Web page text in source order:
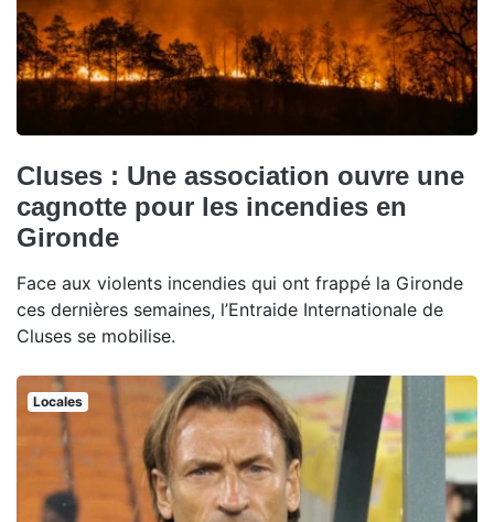
Cluses : Une association ouvre une
cagnotte pour les incendies en
Gironde
Face aux violents incendies qui ont frappé la Gironde
ces dernières semaines, l’Entraide Internationale de
Cluses se mobilise.
Locales